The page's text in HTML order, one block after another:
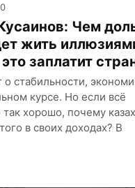
Чем
жить
заплатит
о стабильности,
курсе. Но если всё
так хорошо, почему
в своих доходах? В